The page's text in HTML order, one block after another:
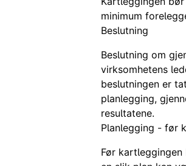
minimum
Beslutning
Beslutning om
virksomhetens
beslutningen er
planlegging,
resultatene.
Planlegging - før
Før